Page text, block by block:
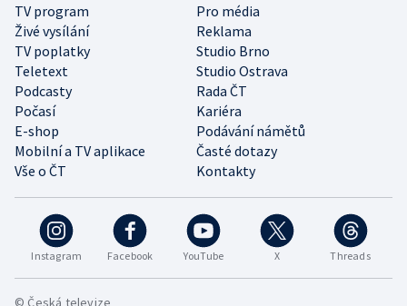
Instagram Facebook YouTube X Threads
TV program
Pro média
Živé vysílání
Reklama
TV poplatky
Studio Brno
Teletext
Studio Ostrava
Podcasty
Rada ČT
Počasí
Kariéra
E-shop
Podávání námětů
Mobilní a TV aplikace
Časté dotazy
Vše o ČT
Kontakty
© Česká televize